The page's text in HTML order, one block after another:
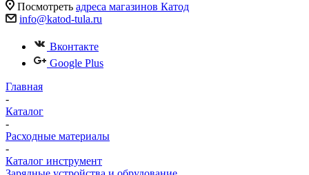
Посмотреть адреса магазинов Катод
info@katod-tula.ru
Вконтакте
Google Plus
Главная
-
Каталог
-
Расходные материалы
-
Каталог инструмент